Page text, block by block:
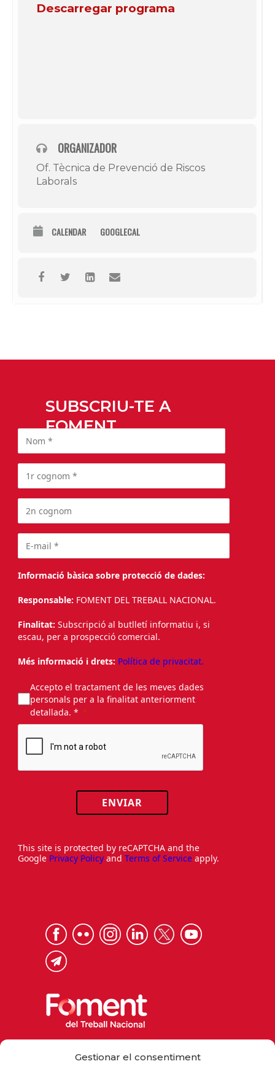
Gestionar el consentiment
Descarregar programa
ORGANIZADOR
Of. Tècnica de Prevenció de Riscos
Laborals
CALENDAR GOOGLECAL
SUBSCRIU-TE A
FOMENT
Informació bàsica sobre protecció de dades:
Responsable: FOMENT DEL TREBALL NACIONAL.
Finalitat: Subscripció al butlletí informatiu i, si
escau, per a prospecció comercial.
Més informació i drets: Política de privacitat.
Accepto el tractament de les meves dades
personals per a la finalitat anteriorment
detallada. *
ENVIAR
This site is protected by reCAPTCHA and the
Google Privacy Policy and Terms of Service apply.